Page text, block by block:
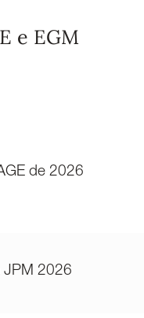
e EGM
de 2026
JPM 2026